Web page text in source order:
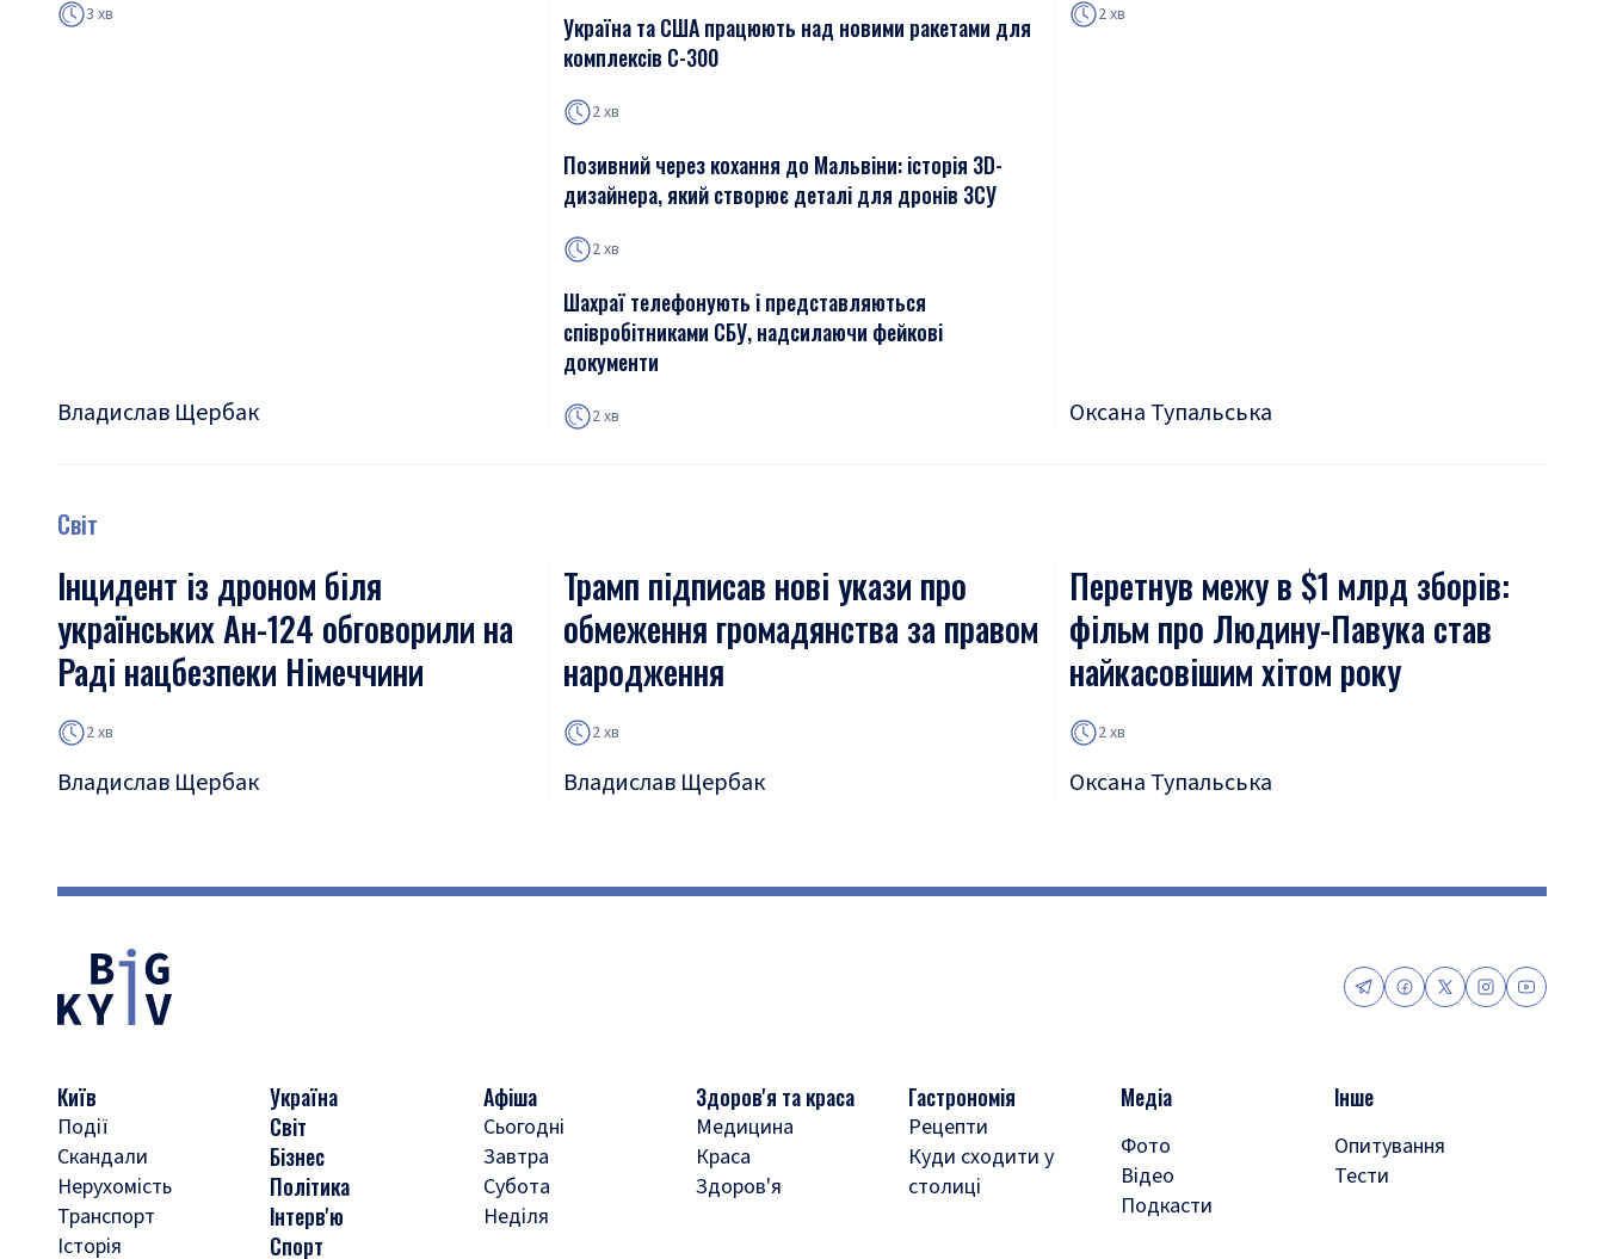
3 хв
Владислав Щербак
Україна та США працюють над новими ракетами для
комплексів С-300
2 хв
Позивний через кохання до Мальвіни: історія 3D-
дизайнера, який створює деталі для дронів ЗСУ
2 хв
Шахраї телефонують і представляються
співробітниками СБУ, надсилаючи фейкові
документи
2 хв
2 хв
Оксана Тупальська
Світ
Інцидент із дроном біля
українських Ан-124 обговорили на
Раді нацбезпеки Німеччини
2 хв
Владислав Щербак
Трамп підписав нові укази про
обмеження громадянства за правом
народження
2 хв
Владислав Щербак
Перетнув межу в $1 млрд зборів:
фільм про Людину-Павука став
найкасовішим хітом року
2 хв
Оксана Тупальська
Київ
Події
Скандали
Нерухомість
Транспорт
Історія
Україна
Світ
Бізнес
Політика
Інтерв'ю
Спорт
Афіша
Сьогодні
Завтра
Субота
Неділя
Здоров'я та краса
Медицина
Краса
Здоров'я
Гастрономія
Рецепти
Куди сходити у
столиці
Медіа
Фото
Відео
Подкасти
Інше
Опитування
Тести